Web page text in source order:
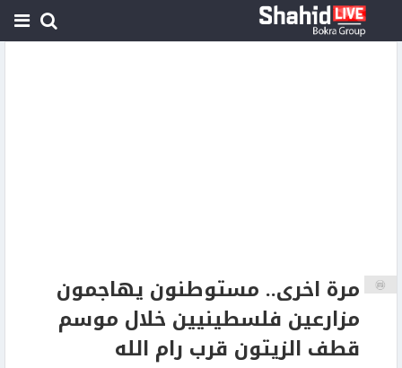
مرة اخرى.. مستوطنون يهاجمون
مزارعين فلسطينيين خلال موسم
قطف الزيتون قرب رام الله